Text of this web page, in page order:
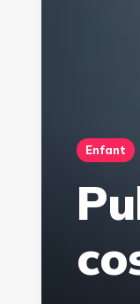
Enfant